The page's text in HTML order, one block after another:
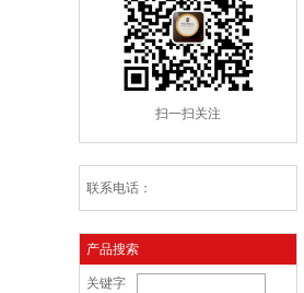
扫一扫关注
联系电话：
产品搜索
关键字